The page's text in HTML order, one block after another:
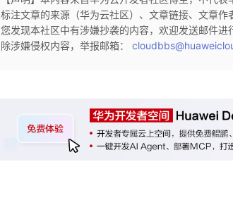
标注文章的来源（华为云社区）、文章链接、文章
您发现本社区中有涉嫌抄袭的内容，欢迎发送邮件
除涉嫌侵权内容，举报邮箱：